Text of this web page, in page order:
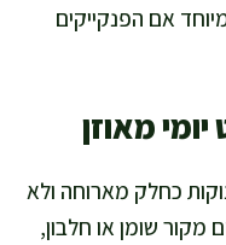
אם הפנקייקים
מאוזן
כחלק מארוחה ולא
שומן או חלבון,